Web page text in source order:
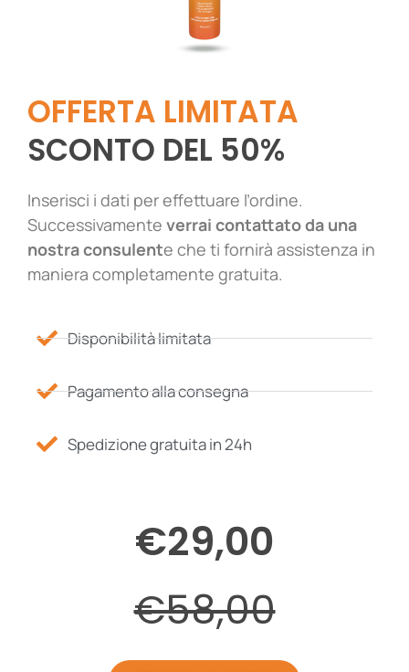
OFFERTA LIMITATA
SCONTO DEL 50%
Inserisci i dati per effettuare l’ordine.
Successivamente verrai contattato da una
nostra consulente che ti fornirà assistenza in
maniera completamente gratuita.
Disponibilità limitata
Pagamento alla consegna
Spedizione gratuita in 24h
€29,00
€58,00